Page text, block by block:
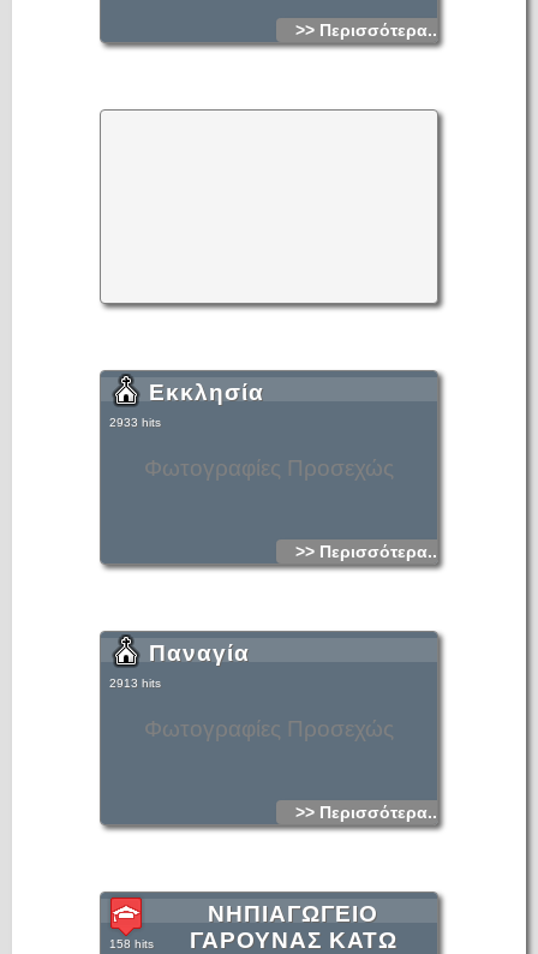
>> Περισσότερα...
Φωτογραφίες Προσεχώς
Εκκλησία
2933 hits
>> Περισσότερα...
Φωτογραφίες Προσεχώς
Παναγία
2913 hits
>> Περισσότερα...
ΝΗΠΙΑΓΩΓΕΙΟ
ΓΑΡΟΥΝΑΣ ΚΑΤΩ
158 hits